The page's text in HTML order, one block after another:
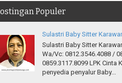
Populer
Sulastri Baby Sitter
Sulastri Baby Sitter
Wa/Vc: 0812.3546.4088 /
0859.3117.8099 LPK Cinta
penyedia penyalur Baby...